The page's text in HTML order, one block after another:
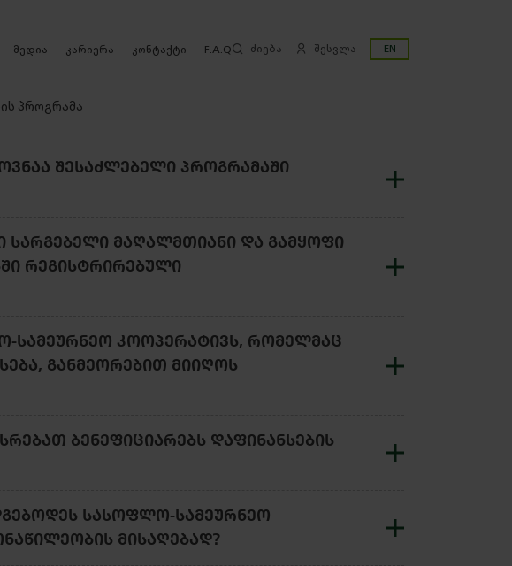
მედია კარიერა კონტაქტი F.A.Q ძიება შესვლა EN
პროგრამა
ᲨᲔᲡᲐᲫᲚᲔᲑᲔᲚᲘ ᲞᲠᲝᲒᲠᲐᲛᲐᲨᲘ
ᲡᲐᲠᲒᲔᲑᲔᲚᲘ ᲛᲐᲦᲐᲚᲛᲗᲘᲐᲜᲘ ᲓᲐ ᲒᲐᲛᲧᲝᲤᲘ
ᲠᲔᲒᲘᲡᲢᲠᲘᲠᲔᲑᲣᲚᲘ
ᲡᲐᲛᲔᲣᲠᲜᲔᲝ ᲙᲝᲝᲞᲔᲠᲐᲢᲘᲕᲡ, ᲠᲝᲛᲔᲚᲛᲐᲪ
ᲒᲐᲜᲛᲔᲝᲠᲔᲑᲘᲗ ᲛᲘᲘᲦᲝᲡ
ᲑᲔᲜᲔᲤᲘᲪᲘᲐᲠᲔᲑᲡ ᲓᲐᲤᲘᲜᲐᲜᲡᲔᲑᲘᲡ
ᲡᲐᲡᲝᲤᲚᲝ-ᲡᲐᲛᲔᲣᲠᲜᲔᲝ
ᲛᲘᲡᲐᲦᲔᲑᲐᲓ?